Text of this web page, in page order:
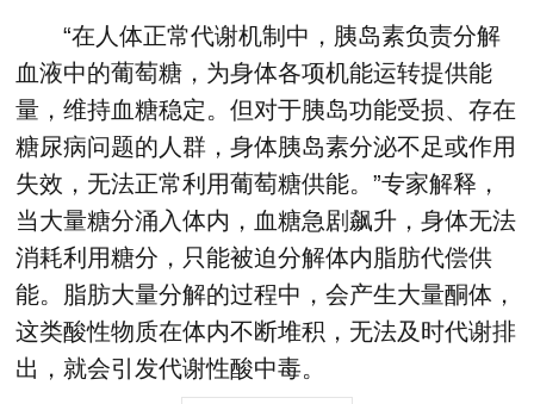
“在人体正常代谢机制中，胰岛素负责分解
血液中的葡萄糖，为身体各项机能运转提供能
量，维持血糖稳定。但对于胰岛功能受损、存在
糖尿病问题的人群，身体胰岛素分泌不足或作用
失效，无法正常利用葡萄糖供能。”专家解释，
当大量糖分涌入体内，血糖急剧飙升，身体无法
消耗利用糖分，只能被迫分解体内脂肪代偿供
能。脂肪大量分解的过程中，会产生大量酮体，
这类酸性物质在体内不断堆积，无法及时代谢排
出，就会引发代谢性酸中毒。